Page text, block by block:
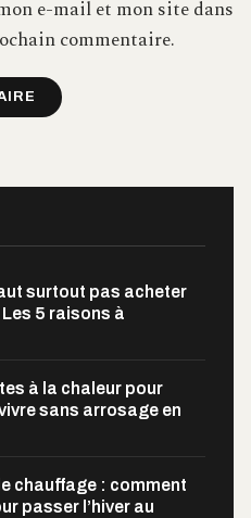
e-mail et mon site dans
commentaire.
surtout pas acheter
5 raisons à
à la chaleur pour
sans arrosage en
chauffage : comment
passer l’hiver au